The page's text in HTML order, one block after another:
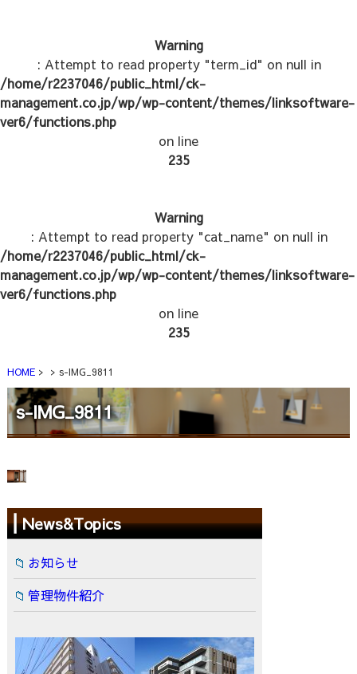
Warning
: Attempt to read property "term_id" on null in
/home/r2237046/public_html/ck-
management.co.jp/wp/wp-content/themes/linksoftware-
ver6/functions.php
on line
235
Warning
: Attempt to read property "cat_name" on null in
/home/r2237046/public_html/ck-
management.co.jp/wp/wp-content/themes/linksoftware-
ver6/functions.php
on line
235
HOME s-IMG_9811
s-IMG_9811
News&Topics
お知らせ
管理物件紹介